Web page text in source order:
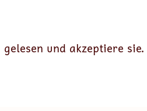
gelesen und akzeptiere sie.